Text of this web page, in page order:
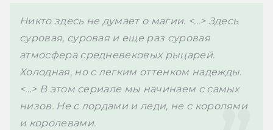
Никто здесь не думает о магии. <...> Здесь
суровая, суровая и еще раз суровая
атмосфера средневековых рыцарей.
Холодная, но с легким оттенком надежды.
<...> В этом сериале мы начинаем с самых
низов. Не с лордами и леди, не с королями
и королевами.